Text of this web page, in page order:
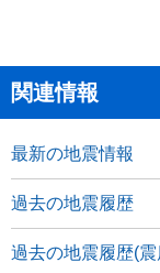
関連情報
最新の地震情報
過去の地震履歴
過去の地震履歴(